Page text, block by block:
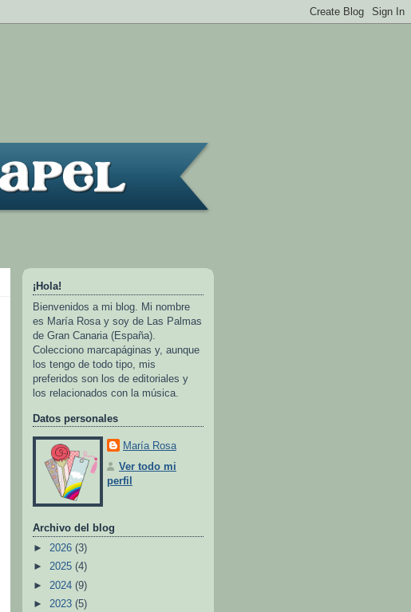
¡Hola!
Bienvenidos a mi blog. Mi nombre
es María Rosa y soy de Las Palmas
de Gran Canaria (España).
Colecciono marcapáginas y, aunque
los tengo de todo tipo, mis
preferidos son los de editoriales y
los relacionados con la música.
Datos personales
María Rosa
Ver todo mi
perfil
Archivo del blog
► 2026 (3)
► 2025 (4)
► 2024 (9)
► 2023 (5)